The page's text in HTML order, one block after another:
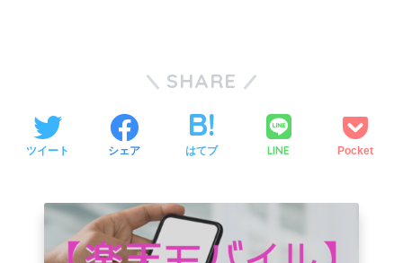
SHARE
ツイート シェア はてブ LINE Pocket